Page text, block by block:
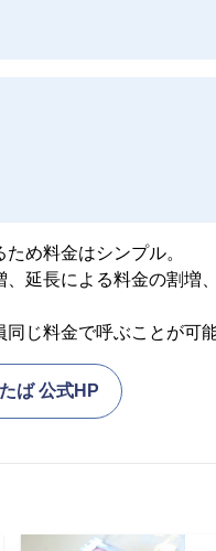
め料金はシンプル。
延長による料金の割増
じ料金で呼ぶことが可
ば 公式HP